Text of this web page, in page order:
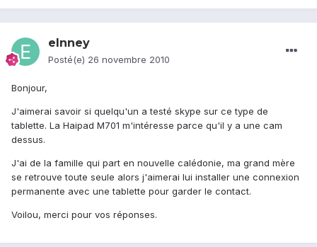
elnney
Posté(e) 26 novembre 2010
Bonjour,
J'aimerai savoir si quelqu'un a testé skype sur ce type de
tablette. La Haipad M701 m'intéresse parce qu'il y a une cam
dessus.
J'ai de la famille qui part en nouvelle calédonie, ma grand mère
se retrouve toute seule alors j'aimerai lui installer une connexion
permanente avec une tablette pour garder le contact.
Voilou, merci pour vos réponses.